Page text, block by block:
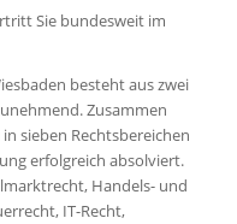
Sie bundesweit im
besteht aus zwei
Zusammen
sieben Rechtsbereichen
erfolgreich absolviert.
Handels- und
IT-Recht,